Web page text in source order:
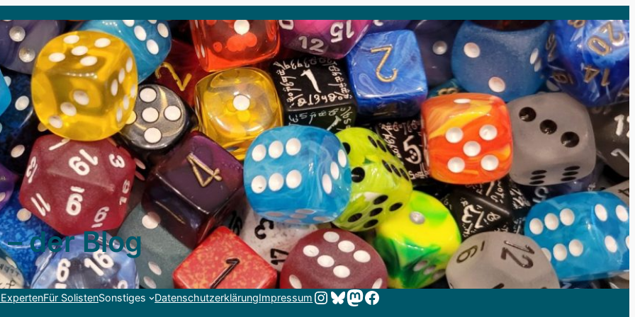
der Blog
Für SolistenSonstiges DatenschutzerklärungImpressum Link zur Instagram-Seite von Zeit-zum-Spielen
Bluesky
Mastodon
Facebook